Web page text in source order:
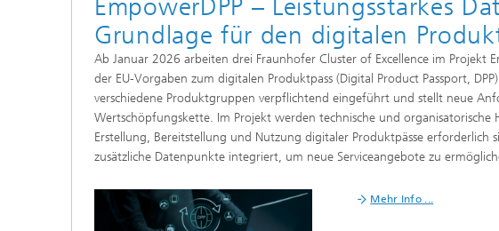
EmpowerDPP – Leistungsstarkes
Grundlage für den digitalen
Ab Januar 2026 arbeiten drei Fraunhofer Cluster of Excellence im Projekt
der EU-Vorgaben zum digitalen Produktpass (Digital Product Passport,
verschiedene Produktgruppen verpflichtend eingeführt und stellt neue
Wertschöpfungskette. Im Projekt werden technische und
Erstellung, Bereitstellung und Nutzung digitaler Produktpässe
zusätzliche Datenpunkte integriert, um neue Serviceangebote zu
Mehr Info ...